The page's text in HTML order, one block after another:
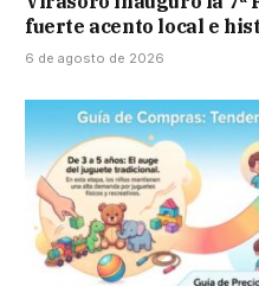
fuerte acento local e
6 de agosto de 2026